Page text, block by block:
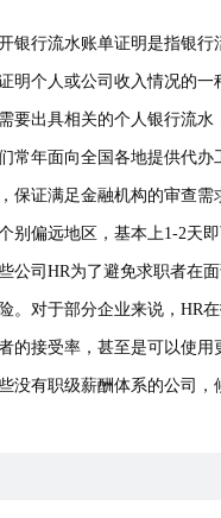
银行流水账单证明是指银
明个人或公司收入情况的
要出具相关的个人银行流水
常年面向全国各地提供代
保证满足金融机构的审查
别偏远地区，基本上1-2天即
公司HR为了避免求职者在
。对于部分企业来说，HR
的接受率，甚至是可以使
没有职级薪酬体系的公司，